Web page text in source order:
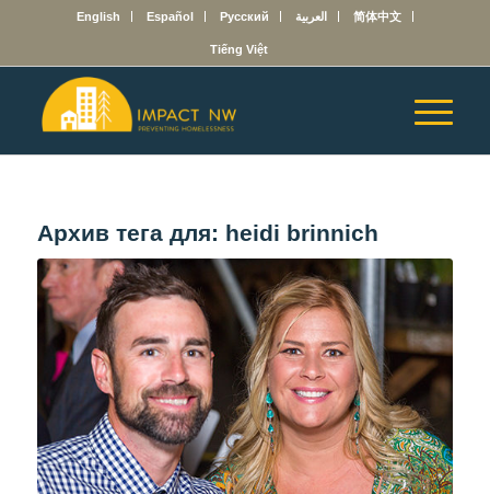
English Español Русский العربية 简体中文
Tiếng Việt
Архив тега для: heidi brinnich